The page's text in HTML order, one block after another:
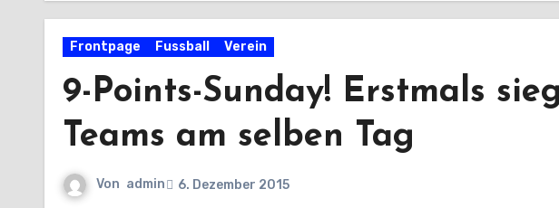
Frontpage Fussball Verein
9-Points-Sunday! Erstmals
Teams am selben Tag
Von admin 6. Dezember 2015